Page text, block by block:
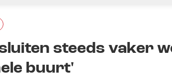
steeds vaker
buurt'